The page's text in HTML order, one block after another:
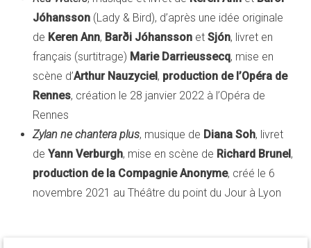
Jóhansson (Lady & Bird), d’après une idée originale
de Keren Ann, Barði Jóhansson et Sjón, livret en
français (surtitrage) Marie Darrieussecq, mise en
scène d’Arthur Nauzyciel, production de l’Opéra de
Rennes, création le 28 janvier 2022 à l’Opéra de
Rennes
Zylan ne chantera plus, musique de Diana Soh, livret
de Yann Verburgh, mise en scène de Richard Brunel,
production de la Compagnie Anonyme, créé le 6
novembre 2021 au Théâtre du point du Jour à Lyon